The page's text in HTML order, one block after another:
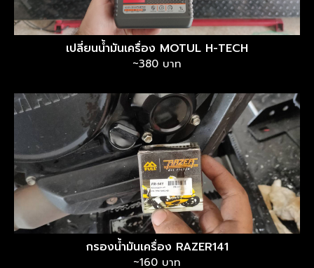
เปลี่ยนน้ำมันเครื่อง MOTUL H-TECH
~380 บาท
กรองน้ำมันเครื่อง RAZER141
~160 บาท